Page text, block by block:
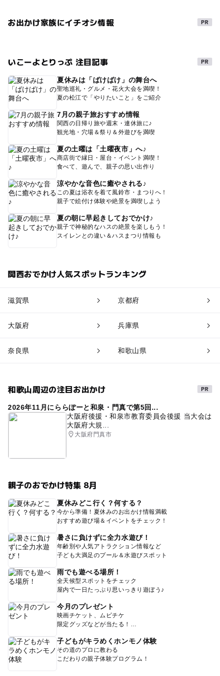
お出かけ家族にイチオシ情報
いこーよとりっぷ 注目記事
夏休みは「ばけばけ」の舞台へ
聖地巡礼・グルメ・花火大会を満喫！
夏の松江で「やりたいこと」をご紹介
7月の親子旅おすすめ情報
関西の日帰り旅や週末・連休旅に♪
観光地・穴場＆祭り＆外遊びを満喫
夏の土曜は「土曜夜市」へ♪
商店街で縁日・屋台・イベント満喫！
食べて、遊んで、親子の思い出作り
涼やかな音色に癒やされる♪
この夏は浴衣を着て風鈴市・まつりへ！
親子で絵付け体験や絶景を満喫しよう
夏の朝に早起きしておでかけ♪
親子で神秘的なハスの絶景を楽しもう！
スイレンとの違い＆ハスまつり情報も
関西おでかけ人気スポットランキング
滋賀県 京都府
大阪府 兵庫県
奈良県 和歌山県
和歌山周辺の注目お出かけ
2026年11月にららぽーと和泉・門真で第5回...
大阪府後援・和泉市教育委員会後援 当大会は
大阪府大規...
大阪府門真市
親子のおでかけ特集 8月
夏休みどこ行く？何する？
今から準備！夏休みのお出かけ情報満載
おすすめ遊び場＆イベントをチェック！
暑さに負けずに全力水遊び！
年齢別や人気アトラクション情報など
子ども大満足のプール＆水遊びスポット
雨でも遊べる場所！
全天候型スポットをチェック
屋内で一日たっぷり思いっきり遊ぼう♪
今月のプレゼント
映画チケット、ムビチケ
限定グッズなどが当たる！
子どもがキラめくホンモノ体験
その道のプロに教わる
こだわりの親子体験プログラム！